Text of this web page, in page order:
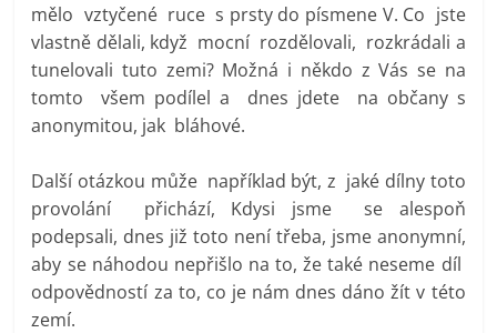
mělo vztyčené ruce s prsty do písmene V. Co jste
vlastně dělali, když mocní rozdělovali, rozkrádali a
tunelovali tuto zemi? Možná i někdo z Vás se na
tomto všem podílel a dnes jdete na občany s
anonymitou, jak bláhové.
Další otázkou může například být, z jaké dílny toto
provolání přichází, Kdysi jsme se alespoň
podepsali, dnes již toto není třeba, jsme anonymní,
aby se náhodou nepřišlo na to, že také neseme díl
odpovědností za to, co je nám dnes dáno žít v této
zemí.